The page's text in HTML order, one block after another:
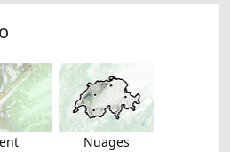
Nuages